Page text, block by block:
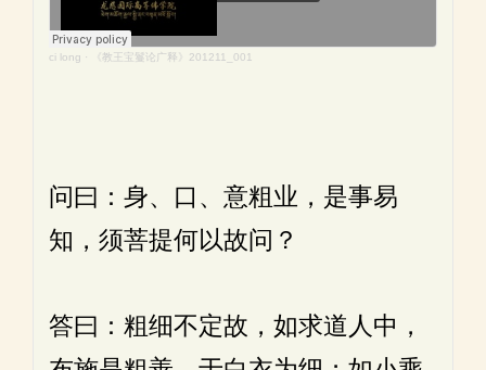
ci long · 《教王宝鬘论广释》201211_001
问曰：身、口、意粗业，是事易
知，须菩提何以故问？
答曰：粗细不定故，如求道人中，